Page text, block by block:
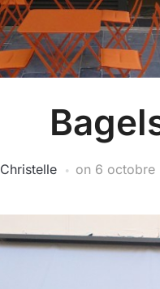
Christelle on 6 octobre